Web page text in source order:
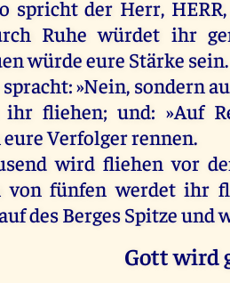
spricht der Herr, HERR
Ruhe würdet ihr
würdeeure Stärke sein.
spracht: »Nein, sondern
ihr fliehen;und: »Auf
eureVerfolgerrennen.
wird fliehen vor
von fünfen werdet ihr
desBergesSpitzeund
Gott wird